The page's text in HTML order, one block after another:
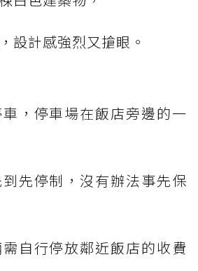
設計感強烈又搶眼。
，停車場在飯店旁邊的一
先停制，沒有辦法事先保
自行停放鄰近飯店的收費